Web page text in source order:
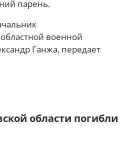
парень.
военной
Ганжа, передает
области погибли